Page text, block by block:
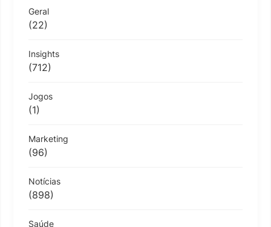
Geral
(22)
Insights
(712)
Jogos
(1)
Marketing
(96)
Notícias
(898)
Saúde